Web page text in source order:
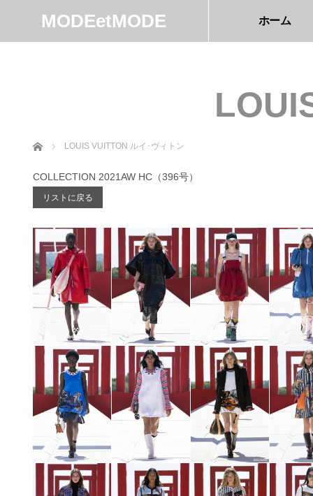
MODEetMODE ホーム
ホーム LOUIS VUITTON ルイ･ヴィトン
COLLECTION 2021AW HC（396号）
リストに戻る